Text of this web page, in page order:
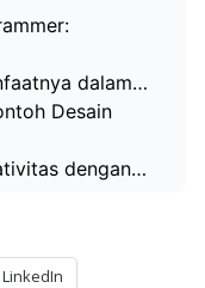
dalam…
Desain
dengan…
LinkedIn